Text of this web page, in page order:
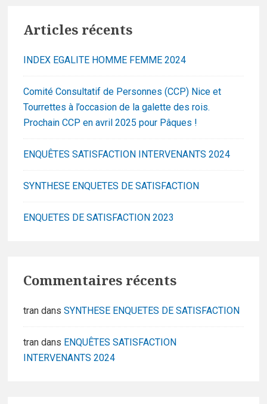
Articles récents
INDEX EGALITE HOMME FEMME 2024
Comité Consultatif de Personnes (CCP) Nice et
Tourrettes à l’occasion de la galette des rois.
Prochain CCP en avril 2025 pour Pâques !
ENQUÊTES SATISFACTION INTERVENANTS 2024
SYNTHESE ENQUETES DE SATISFACTION
ENQUETES DE SATISFACTION 2023
Commentaires récents
tran dans SYNTHESE ENQUETES DE SATISFACTION
tran dans ENQUÊTES SATISFACTION
INTERVENANTS 2024